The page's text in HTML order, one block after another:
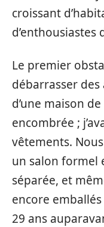
croissant
d’enthousiastes
Le premier
débarrasser
d’une maison
encombrée ;
vêtements.
un salon formel
séparée, et
encore
29 ans